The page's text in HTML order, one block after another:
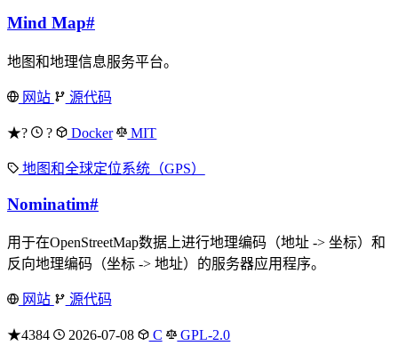
Mind Map#
地图和地理信息服务平台。
网站 源代码
★? ? Docker MIT
地图和全球定位系统（GPS）
Nominatim#
用于在OpenStreetMap数据上进行地理编码（地址 -> 坐标）和
反向地理编码（坐标 -> 地址）的服务器应用程序。
网站 源代码
★4384 2026-07-08 C GPL-2.0